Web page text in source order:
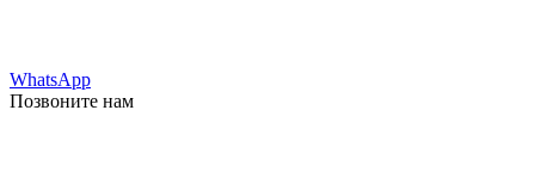
WhatsApp
Позвоните нам